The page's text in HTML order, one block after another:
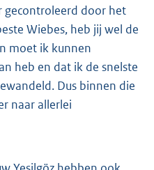
gecontroleerd door het
Wiebes, heb jij wel de
moet ik kunnen
heb en dat ik de snelste
Dus binnen die
naar allerlei